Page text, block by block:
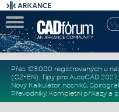
Přes 123.000 registrovaných u
(CZ+EN). Tipy pro AutoCAD 2027
Nový Kalkulátor nosníků,
Převodníky. Kompletní příkazya